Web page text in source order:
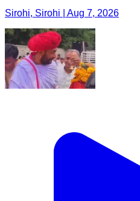
Sirohi, Sirohi | Aug 7, 2026